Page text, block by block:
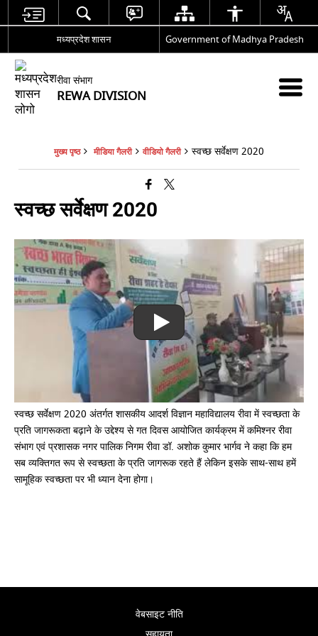
मध्यप्रदेश शासन Government of Madhya Pradesh
रीवा संभाग
REWA DIVISION
मुख्य पृष्ठ मीडिया गैलरी वीडियो गैलरी स्वच्छ सर्वेक्षण 2020
स्वच्छ सर्वेक्षण 2020
स्वच्छ सर्वेक्षण 2020 अंतर्गत शासकीय आदर्श विज्ञान महाविद्यालय रीवा में स्वच्छता के
प्रति जागरूकता बढ़ाने के उद्देश्य से गत दिवस आयोजित कार्यक्रम में कमिश्नर रीवा
संभाग एवं प्रशासक नगर पालिक निगम रीवा डॉ. अशोक कुमार भार्गव ने कहा कि हम
सब व्यक्तिगत रूप से स्वच्छता के प्रति जागरूक रहते हैं लेकिन इसके साथ-साथ हमें
सामूहिक स्वच्छता पर भी ध्यान देना होगा।
वेबसाइट नीति